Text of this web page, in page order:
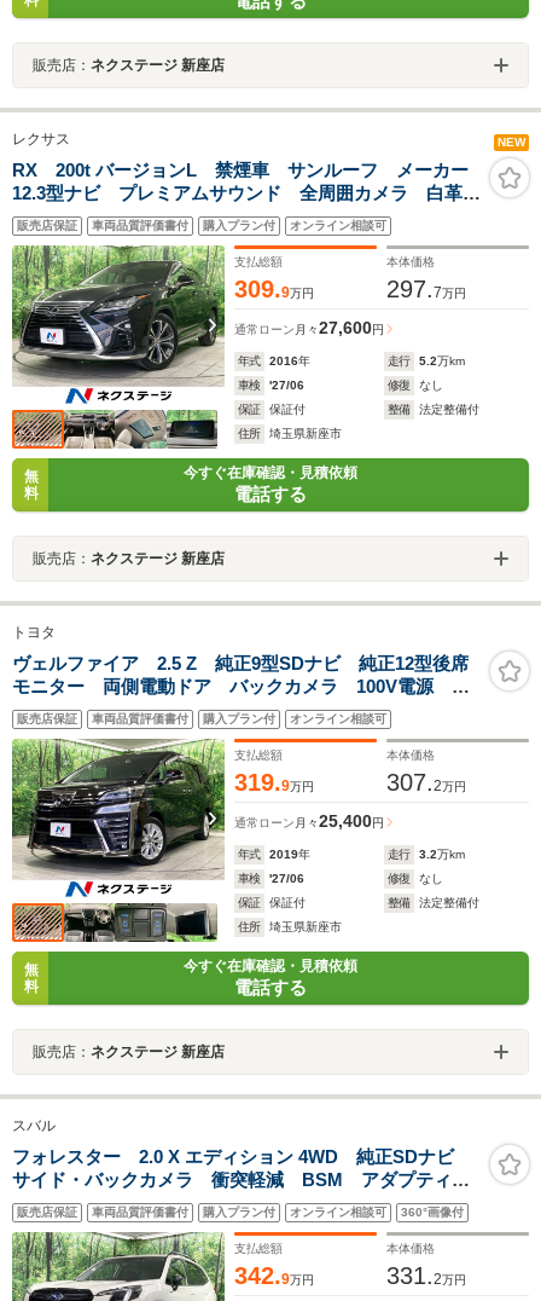
販売店： ネクステージ 新座店
レクサス NEW
RX 200t バージョンL 禁煙車 サンルーフ メーカー
12.3型ナビ プレミアムサウンド 全周囲カメラ 白革シ
ート パワーシート シートヒーター＆ベンチレーショ
ン パワーバックドア 純正20インチアルミ LEDヘッ
ドランプ
販売店保証 車両品質評価書付 購入プラン付 オンライン相談可
支払総額
309.9万円
本体価格
297.7万円
通常ローン 月々27,600円
年式 2016年 走行 5.2万km
車検
'27/06 修復
なし
保証
保証付 整備
法定整備付
住所
埼玉県新座市
無
料
今すぐ在庫確認・見積依頼
電話する
販売店： ネクステージ 新座店
トヨタ
ヴェルファイア 2.5 Z 純正9型SDナビ 純正12型後席
モニター 両側電動ドア バックカメラ 100V電源 ト
ヨタセーフティーセンス レーダークルーズ 禁煙車
コーナーセンサー スマートキー LEDヘッド ビルト
インETC
販売店保証 車両品質評価書付 購入プラン付 オンライン相談可
支払総額
319.9万円
本体価格
307.2万円
通常ローン 月々25,400円
年式 2019年 走行 3.2万km
車検
'27/06 修復
なし
保証
保証付 整備
法定整備付
住所
埼玉県新座市
無
料
今すぐ在庫確認・見積依頼
電話する
販売店： ネクステージ 新座店
スバル
フォレスター 2.0 X エディション 4WD 純正SDナビ
サイド・バックカメラ 衝突軽減 BSM アダプティブ
クルーズ デジタルインナーミラー 禁煙車 電動リア
ゲート ハーフレザーシート 全席シートヒーター
LEDヘッドライト ルーフレール
販売店保証 車両品質評価書付 購入プラン付 オンライン相談可 360°画像付
支払総額
342.9万円
本体価格
331.2万円